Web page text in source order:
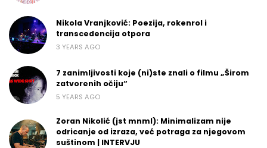
Nikola Vranjković: Poezija, rokenrol i
transcedencija otpora
3 YEARS AGO
7 zanimljivosti koje (ni)ste znali o filmu „Širom
zatvorenih očiju“
5 YEARS AGO
Zoran Nikolić (jst mnml): Minimalizam nije
odricanje od izraza, već potraga za njegovom
suštinom | INTERVJU